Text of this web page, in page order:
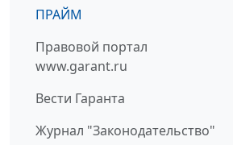
ПРАЙМ
Правовой портал
www.garant.ru
Вести Гаранта
Журнал "Законодательство"